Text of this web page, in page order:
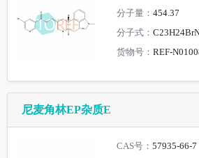
分子量：454.37
分子式：
货物号：REF-
尼麦角林EP杂质E
CAS号：57935-66-7